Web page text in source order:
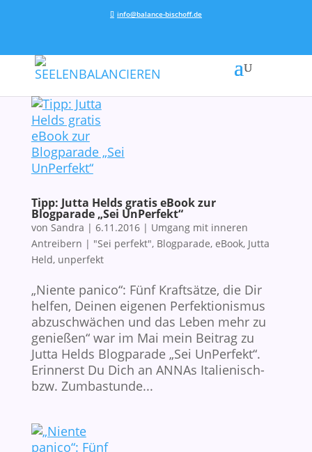
info@balance-bischoff.de
Tipp: Jutta Helds gratis eBook zur
Blogparade „Sei UnPerfekt“
von Sandra | 6.11.2016| Umgang mit inneren
Antreibern | "Sei perfekt", Blogparade, eBook, Jutta
Held, unperfekt
„Niente panico“: Fünf Kraftsätze, die Dir
helfen, Deinen eigenen Perfektionismus
abzuschwächen und das Leben mehr zu
genießen“ war im Mai mein Beitrag zu
Jutta Helds Blogparade „Sei UnPerfekt“.
Erinnerst Du Dich an ANNAs Italienisch-
bzw. Zumbastunde...